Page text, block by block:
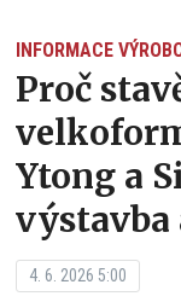
INFORMACE
Proč
Ytong a
výstavba
4. 6. 2026 5:00